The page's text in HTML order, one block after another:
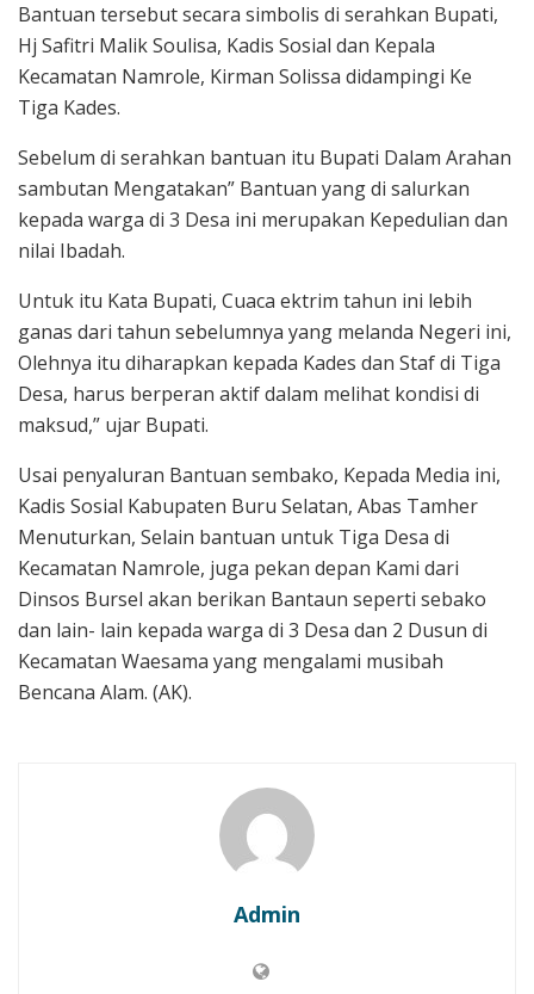
Bantuan tersebut secara simbolis di serahkan Bupati,
Hj Safitri Malik Soulisa, Kadis Sosial dan Kepala
Kecamatan Namrole, Kirman Solissa didampingi Ke
Tiga Kades.
Sebelum di serahkan bantuan itu Bupati Dalam Arahan
sambutan Mengatakan” Bantuan yang di salurkan
kepada warga di 3 Desa ini merupakan Kepedulian dan
nilai Ibadah.
Untuk itu Kata Bupati, Cuaca ektrim tahun ini lebih
ganas dari tahun sebelumnya yang melanda Negeri ini,
Olehnya itu diharapkan kepada Kades dan Staf di Tiga
Desa, harus berperan aktif dalam melihat kondisi di
maksud,” ujar Bupati.
Usai penyaluran Bantuan sembako, Kepada Media ini,
Kadis Sosial Kabupaten Buru Selatan, Abas Tamher
Menuturkan, Selain bantuan untuk Tiga Desa di
Kecamatan Namrole, juga pekan depan Kami dari
Dinsos Bursel akan berikan Bantaun seperti sebako
dan lain- lain kepada warga di 3 Desa dan 2 Dusun di
Kecamatan Waesama yang mengalami musibah
Bencana Alam. (AK).
Admin